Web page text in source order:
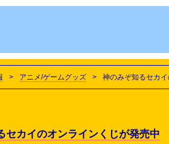
> アニメ/ゲームグッズ > 神のみぞ知るセカ
セカイのオンラインくじが発売中